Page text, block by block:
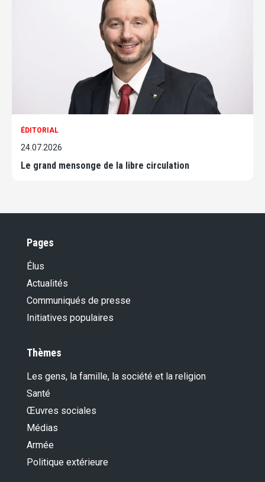
ÉDITORIAL
24.07.2026
Le grand mensonge de la libre circulation
Pages
Élus
Actualités
Communiqués de presse
Initiatives populaires
Thèmes
Les gens, la famille, la société et la religion
Santé
Œuvres sociales
Médias
Armée
Politique extérieure